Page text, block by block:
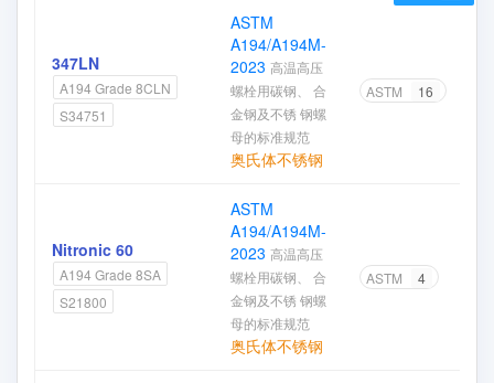
347LN
A194 Grade 8CLN
S34751
ASTM
A194/A194M-
2023 高温高压
螺栓用碳钢、 合
金钢及不锈 钢螺
母的标准规范
奥氏体不锈钢
ASTM 16
Nitronic 60
A194 Grade 8SA
S21800
ASTM
A194/A194M-
2023 高温高压
螺栓用碳钢、 合
金钢及不锈 钢螺
母的标准规范
奥氏体不锈钢
ASTM 4